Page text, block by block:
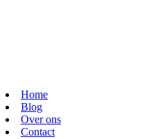
Home
Blog
Over ons
Contact